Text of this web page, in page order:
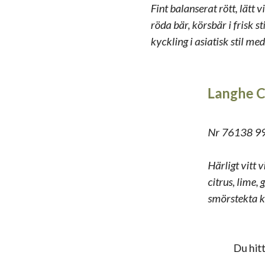
Fint balanserat rött, lätt
röda bär, körsbär i frisk
kyckling i asiatisk stil med
Langhe
Nr 76138
Härligt vitt
citrus, lime,
smörstekta
Du